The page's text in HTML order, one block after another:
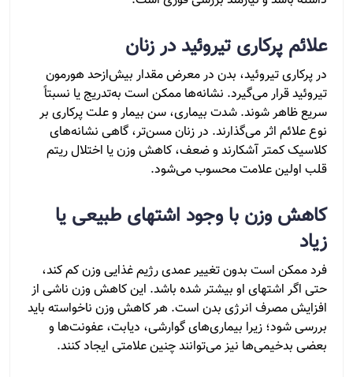
علائم پرکاری تیروئید در زنان
در پرکاری تیروئید، بدن در معرض مقدار بیش‌ازحد هورمون
تیروئید قرار می‌گیرد. نشانه‌ها ممکن است به‌تدریج یا نسبتاً
سریع ظاهر شوند. شدت بیماری، سن بیمار و علت پرکاری بر
نوع علائم اثر می‌گذارند. در زنان مسن‌تر، گاهی نشانه‌های
کلاسیک کمتر آشکارند و ضعف، کاهش وزن یا اختلال ریتم
قلب اولین علامت محسوب می‌شود.
کاهش وزن با وجود اشتهای طبیعی یا
زیاد
فرد ممکن است بدون تغییر عمدی رژیم غذایی وزن کم کند،
حتی اگر اشتهای او بیشتر شده باشد. این کاهش وزن ناشی از
افزایش مصرف انرژی بدن است. هر کاهش وزن ناخواسته باید
بررسی شود؛ زیرا بیماری‌های گوارشی، دیابت، عفونت‌ها و
بعضی بدخیمی‌ها نیز می‌توانند چنین علامتی ایجاد کنند.